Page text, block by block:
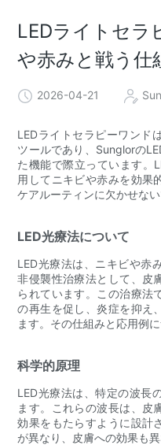
LEDライトセラ
や赤みと戦う仕
2026-04-21
LEDライトセラピーワンド
ツールであり、Sunglorの
た機能で際立っています。
用してニキビや赤みを効果
ケアルーティンに欠かせない
LED光療法について
LED光療法は、ニキビや赤
非侵襲性治療法として、皮
られています。この治療法
の再生を促し、炎症を抑え
ます。その仕組みと応用例
科学的原理
LED光療法は、特定の波長
ます。これらの波長は、皮
効果をもたらすように設計
が異なり、皮膚への効果も異